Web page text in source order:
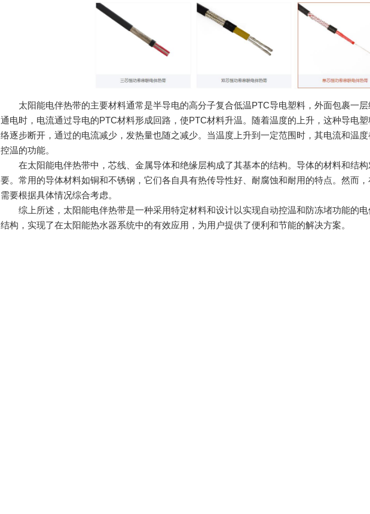
太阳能电伴热带的主要材料通常是半导电的高分子复合低温PTC导电塑料，外面包裹一层
通电时，电流通过导电的PTC材料形成回路，使PTC材料升温。随着温度的上升，这种导电
络逐步断开，通过的电流减少，发热量也随之减少。当温度上升到一定范围时，其电流和温
控温的功能。
在太阳能电伴热带中，芯线、金属导体和绝缘层构成了其基本的结构。导体的材料和结构
要。常用的导体材料如铜和不锈钢，它们各自具有热传导性好、耐腐蚀和耐用的特点。然而，
需要根据具体情况综合考虑。
综上所述，太阳能电伴热带是一种采用特定材料和设计以实现自动控温和防冻堵功能的电
结构，实现了在太阳能热水器系统中的有效应用，为用户提供了便利和节能的解决方案。